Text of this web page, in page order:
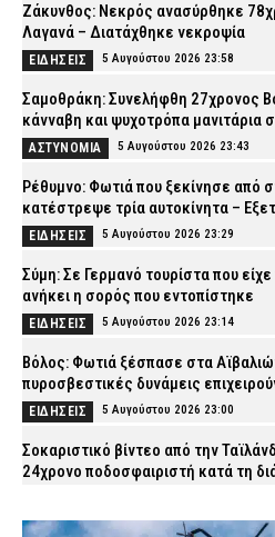
Ζάκυνθος: Νεκρός ανασύρθηκε
Λαγανά – Διατάχθηκε νεκροψία
ΕΙΔΗΣΕΙΣ 5 Αυγούστου 2026 23:58
Σαμοθράκη: Συνελήφθη 27χρονος
κάνναβη και ψυχοτρόπα μανιτάρια
ΑΣΤΥΝΟΜΙΑ 5 Αυγούστου 2026 23:43
Ρέθυμνο: Φωτιά που ξεκίνησε από
κατέστρεψε τρία αυτοκίνητα –
ΕΙΔΗΣΕΙΣ 5 Αυγούστου 2026 23:29
Σύμη: Σε Γερμανό τουρίστα που
ανήκει η σορός που εντοπίστηκε
ΕΙΔΗΣΕΙΣ 5 Αυγούστου 2026 23:14
Βόλος: Φωτιά ξέσπασε στα
πυροσβεστικές δυνάμεις
ΕΙΔΗΣΕΙΣ 5 Αυγούστου 2026 23:00
Σοκαριστικό βίντεο από την
24χρονο ποδοσφαιριστή κατά τη